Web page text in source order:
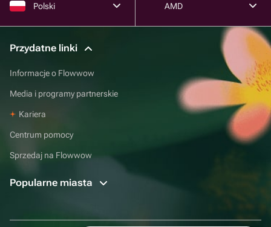
Polski AMD
Przydatne linki
Informacje o Flowwow
Media i programy partnerskie
Kariera
Centrum pomocy
Sprzedaj na Flowwow
Popularne miasta